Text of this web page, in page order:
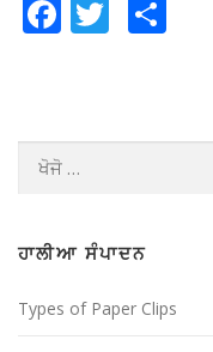
Facebook
Twitter
ਖੋਜੋ
ਹਾਲੀਆ ਸੰਪਾਦਨ
Types of Paper Clips